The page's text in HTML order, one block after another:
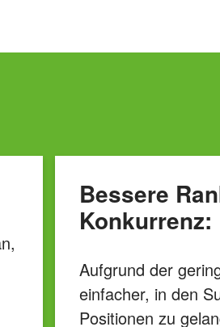
Bessere
Konkurrenz:
Aufgrund der
einfacher, in den
Positionen zu